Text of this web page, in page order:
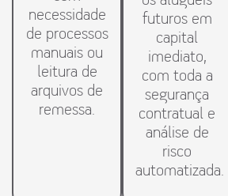
necessidade
de processos
manuais ou
leitura de
arquivos de
remessa.
futuros em
capital
imediato,
com toda a
segurança
contratual e
análise de
risco
automatizada.